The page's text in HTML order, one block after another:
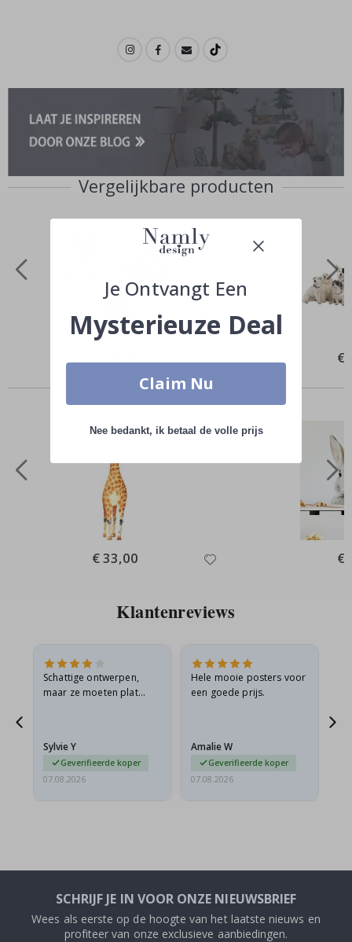
Vergelijkbare producten
Price €
Anderen kochten ook
Special
Price
€ 33,00 €
Klantenreviews
Schattige ontwerpen,
maar ze moeten plat
beetje…
Sylvie Y
Geverifieerde koper
07.08.2026
Hele mooie posters voor
een goede prijs.
Amalie W
Geverifieerde koper
07.08.2026
SCHRIJF JE IN VOOR ONZE NIEUWSBRIEF
Wees als eerste op de hoogte van het laatste nieuws en
profiteer van onze exclusieve aanbiedingen.
Je Ontvangt Een
Mysterieuze Deal
Claim Nu
Nee bedankt, ik betaal de volle prijs